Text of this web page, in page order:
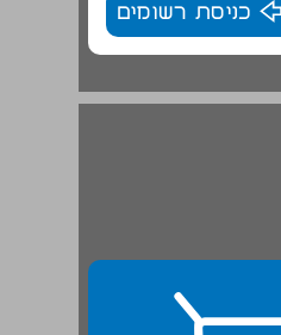
כניסת רשומים